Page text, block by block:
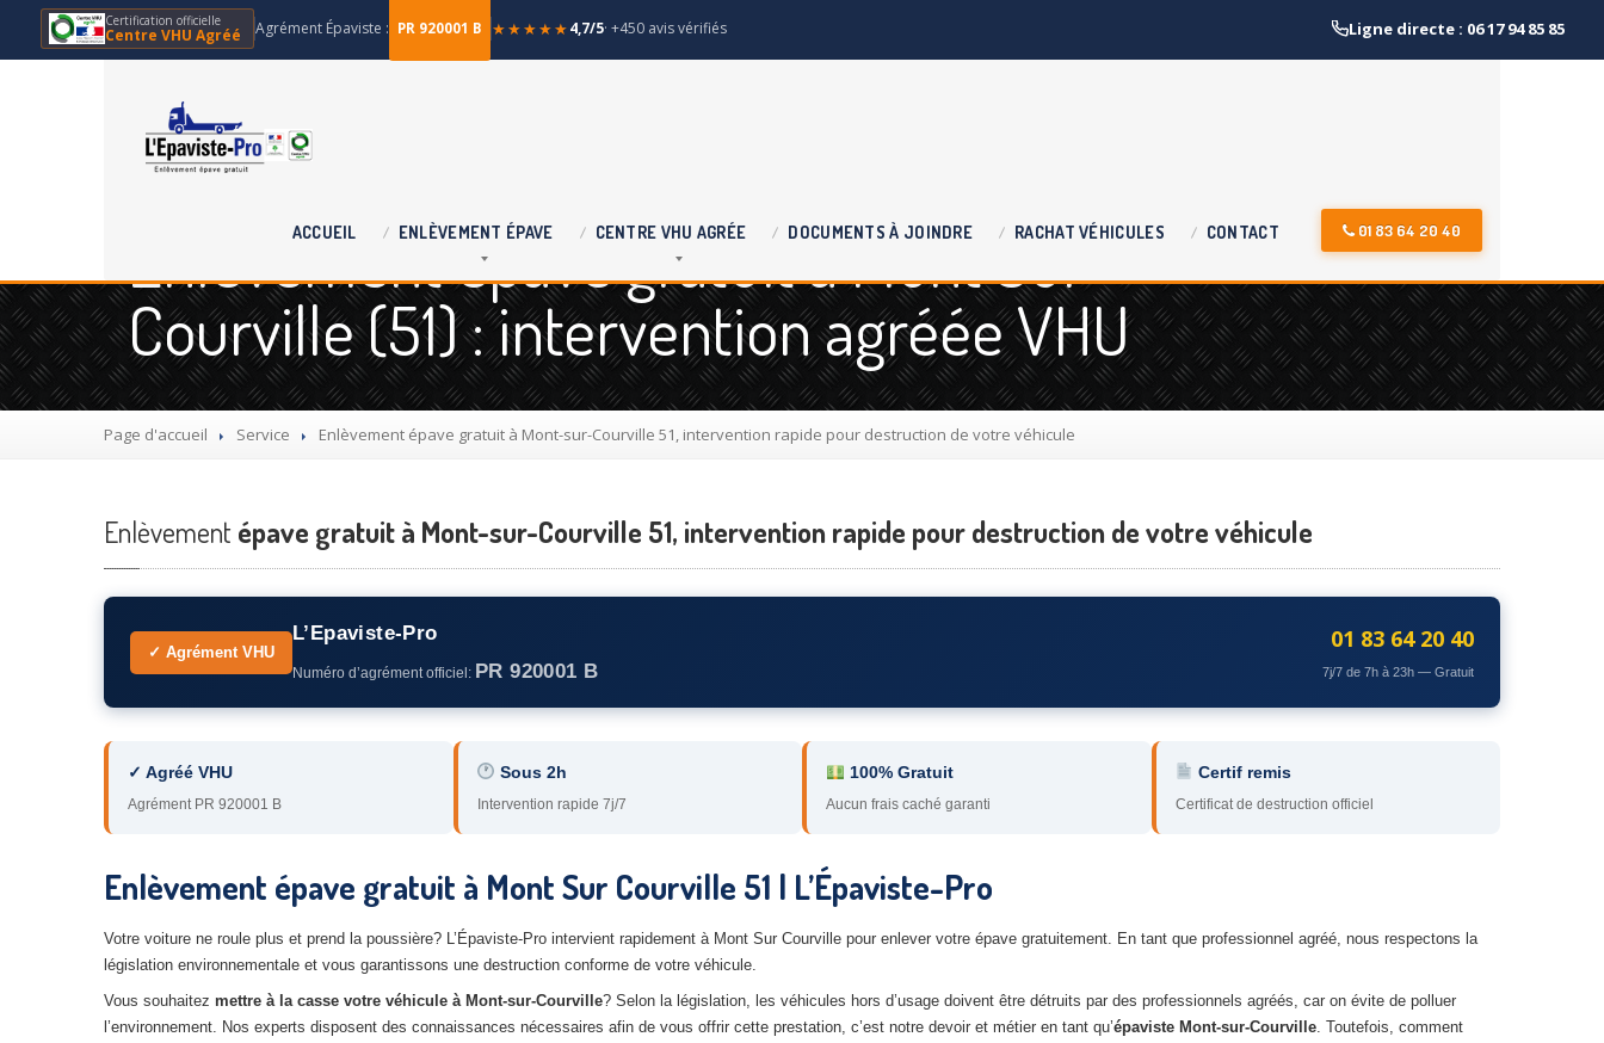
Certification officielle
Centre VHU Agréé Agrément Épaviste : PR 920001 B ★★★★★4,7/5· +450 avis vérifiés Ligne directe : 06 17 94 85 85
ACCUEIL ENLÈVEMENT ÉPAVE CENTRE VHU AGRÉE DOCUMENTS À JOINDRE RACHAT VÉHICULES CONTACT 01 83 64 20 40
Enlèvement épave gratuit à Mont Sur
Courville (51) : intervention agréée VHU
Page d'accueil Service Enlèvement épave gratuit à Mont-sur-Courville 51, intervention rapide pour destruction de votre véhicule
Enlèvement épave gratuit à Mont-sur-Courville 51, intervention rapide pour destruction de votre véhicule
✓ Agrément VHU
L’Epaviste-Pro
Numéro d’agrément officiel: PR 920001 B
01 83 64 20 40
7j/7 de 7h à 23h — Gratuit
✓ Agréé VHU
Agrément PR 920001 B
Sous 2h
Intervention rapide 7j/7
100% Gratuit
Aucun frais caché garanti
Certif remis
Certificat de destruction officiel
Enlèvement épave gratuit à Mont Sur Courville 51 | L’Épaviste-Pro
Votre voiture ne roule plus et prend la poussière? L’Épaviste-Pro intervient rapidement à Mont Sur Courville pour enlever votre épave gratuitement. En tant que professionnel agréé, nous respectons la
législation environnementale et vous garantissons une destruction conforme de votre véhicule.
Vous souhaitez mettre à la casse votre véhicule à Mont-sur-Courville? Selon la législation, les véhicules hors d’usage doivent être détruits par des professionnels agréés, car on évite de polluer
l’environnement. Nos experts disposent des connaissances nécessaires afin de vous offrir cette prestation, c’est notre devoir et métier en tant qu’épaviste Mont-sur-Courville. Toutefois, comment